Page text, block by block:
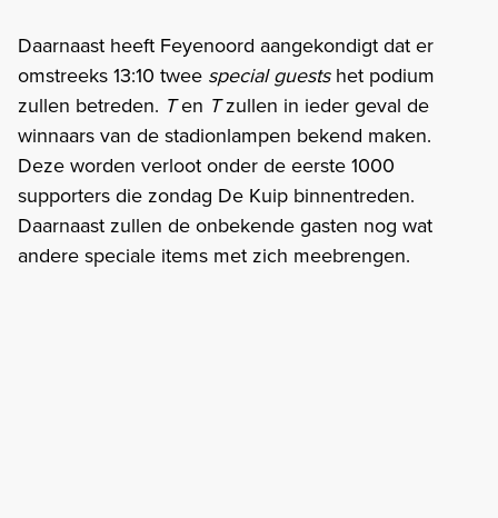
Daarnaast heeft Feyenoord aangekondigt dat er
omstreeks 13:10 twee special guestshet podium
zullen betreden. Ten Tzullen in ieder geval de
winnaars van de stadionlampen bekend maken.
Deze worden verloot onder de eerste 1000
supporters die zondag De Kuip binnentreden.
Daarnaast zullen de onbekende gasten nog wat
andere speciale items met zich meebrengen.